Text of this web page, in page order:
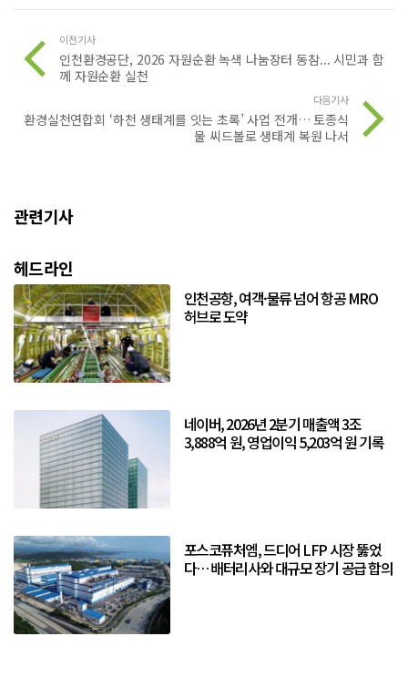
이전기사
인천환경공단, 2026 자원순환 녹색 나눔장터 동참... 시민과 함
께 자원순환 실천
다음기사
환경실천연합회 ‘하천 생태계를 잇는 초록’ 사업 전개… 토종식
물 씨드볼로 생태계 복원 나서
관련기사
헤드라인
인천공항, 여객·물류 넘어 항공 MRO
허브로 도약
네이버, 2026년 2분기 매출액 3조
3,888억 원, 영업이익 5,203억 원 기록
포스코퓨처엠, 드디어 LFP 시장 뚫었
다… 배터리사와 대규모 장기 공급 합의